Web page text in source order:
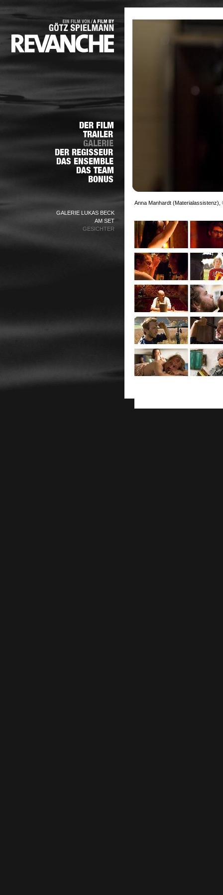
GALERIE LUKAS BECK
AM SET
GESICHTER
Anna Manhardt (Materialassistenz),